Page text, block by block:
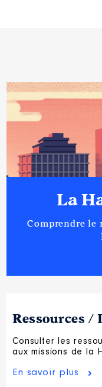
La
Comprendre
Ressources /
Consulter les
aux missions de la
En savoir plus